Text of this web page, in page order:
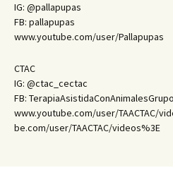
IG: @pallapupas
FB: pallapupas
www.youtube.com/user/Pallapupas
CTAC
IG: @ctac_cectac
FB:
www.youtube.com/user/TAACTAC/
be.com/user/TAACTAC/videos%3E